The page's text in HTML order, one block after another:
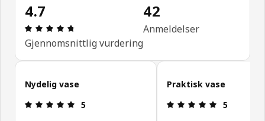
4.7
Produktomtale: 4.7 ingen kundevurdering 5
Gjennomsnittlig vurdering
42
Anmeldelser
Hopp over kundeanmeldelser
Nydelig vase
Produktomtale: 5 ingen kundevurdering 5
5
Praktisk vase
5